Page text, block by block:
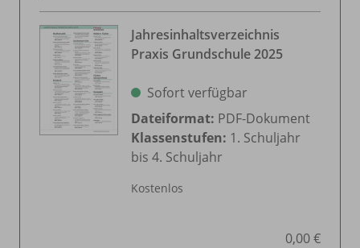
Jahresinhaltsverzeichnis
Praxis Grundschule 2025
Sofort verfügbar
Dateiformat: PDF-Dokument
Klassenstufen: 1. Schuljahr
bis 4. Schuljahr
Kostenlos
0,00 €